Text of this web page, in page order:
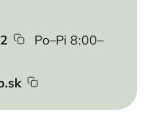
Po–Pi 8:00–